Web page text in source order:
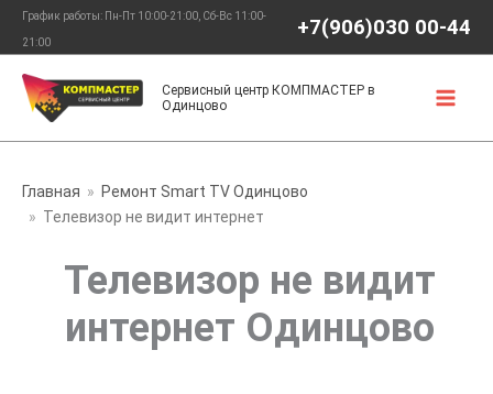
Перейти
содержимому
График работы: Пн-Пт 10:00-21:00, Сб-Вс 11:00-
21:00
+7(906)030 00-44
Сервисный центр КОМПМАСТЕР в
Одинцово
Главная
Ремонт Smart TV Одинцово
Телевизор не видит интернет
Телевизор не видит
интернет Одинцово